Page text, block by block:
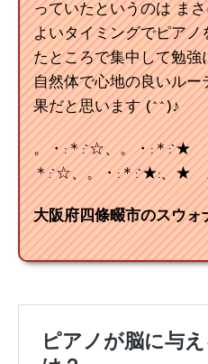
っていたというのは ま
よいタイミングでピア
たところで集中して勉強
自然体で心地の良いル
果だと思います (^^)♪
。・:＊:`☆、。・:
＊:`☆、。・:＊:`★:、★
大阪府四條畷市のスウォ